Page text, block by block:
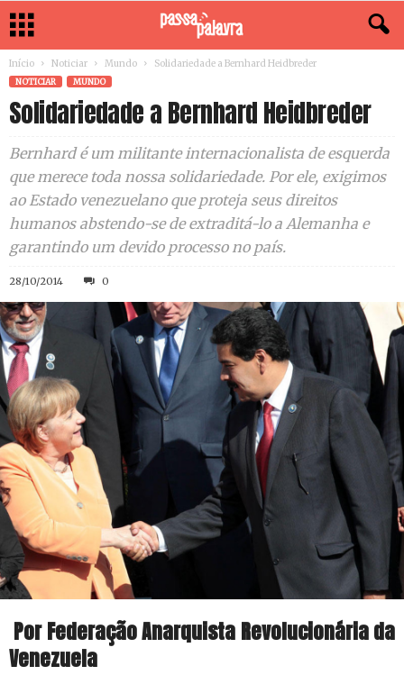
Início Noticiar Mundo Solidariedade a Bernhard Heidbreder
NOTICIAR MUNDO
Solidariedade a Bernhard Heidbreder
Bernhard é um militante internacionalista de esquerda
que merece toda nossa solidariedade. Por ele, exigimos
ao Estado venezuelano que proteja seus direitos
humanos abstendo-se de extraditá-lo a Alemanha e
garantindo um devido processo no país.
28/10/2014 0
Por Federação Anarquista Revolucionária da
Venezuela